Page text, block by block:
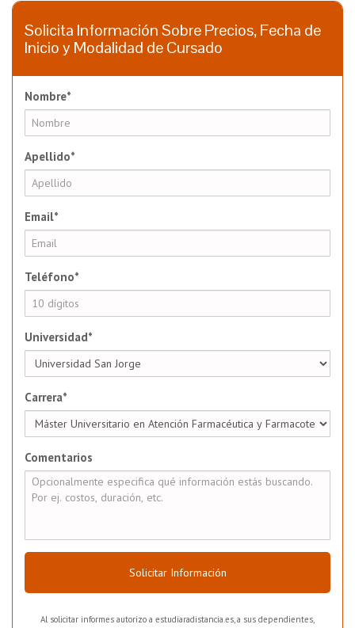
Solicita Información Sobre Precios, Fecha de
Inicio y Modalidad de Cursado
Nombre*
Apellido*
Email*
Teléfono*
Universidad*
Carrera*
Comentarios
Solicitar Información
Al solicitar informes autorizo a estudiaradistancia.es, a sus dependientes,